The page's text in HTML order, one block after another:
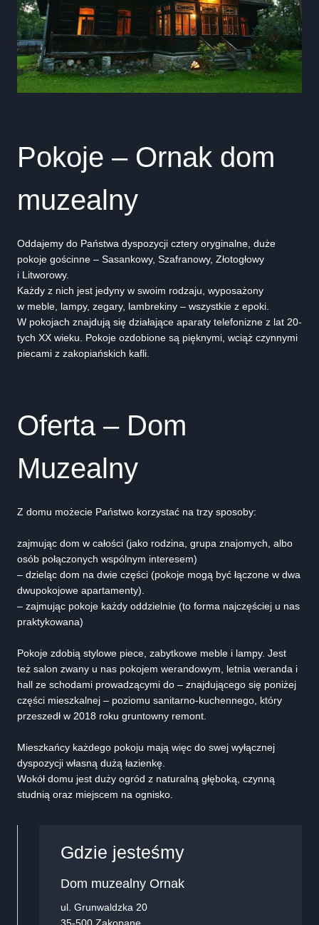
Pokoje – Ornak dom
muzealny
Oddajemy do Państwa dyspozycji cztery oryginalne, duże
pokoje gościnne – Sasankowy, Szafranowy, Złotogłowy
i Litworowy.
Każdy z nich jest jedyny w swoim rodzaju, wyposażony
w meble, lampy, zegary, lambrekiny – wszystkie z epoki.
W pokojach znajdują się działające aparaty telefonizne z lat 20-
tych XX wieku. Pokoje ozdobione są pięknymi, wciąż czynnymi
piecami z zakopiańskich kafli.
Oferta – Dom
Muzealny
Z domu możecie Państwo korzystać na trzy sposoby:
zajmując dom w całości (jako rodzina, grupa znajomych, albo
osób połączonych wspólnym interesem)
– dzieląc dom na dwie części (pokoje mogą być łączone w dwa
dwupokojowe apartamenty).
– zajmując pokoje każdy oddzielnie (to forma najczęściej u nas
praktykowana)
Pokoje zdobią stylowe piece, zabytkowe meble i lampy. Jest
też salon zwany u nas pokojem werandowym, letnia weranda i
hall ze schodami prowadzącymi do – znajdującego się poniżej
części mieszkalnej – poziomu sanitarno-kuchennego, który
przeszedł w 2018 roku gruntowny remont.
Mieszkańcy każdego pokoju mają więc do swej wyłącznej
dyspozycji własną dużą łazienkę.
Wokół domu jest duży ogród z naturalną głęboką, czynną
studnią oraz miejscem na ognisko.
Gdzie jesteśmy
Dom muzealny Ornak
ul. Grunwaldzka 20
35-500 Zakopane